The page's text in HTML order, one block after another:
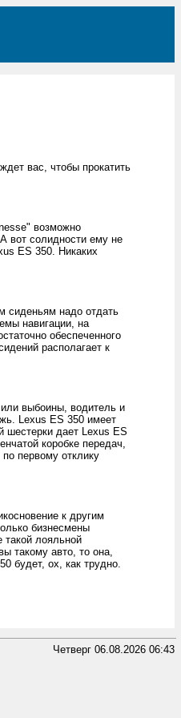
вас, чтобы прокатить
возможно
вот солидности ему не
ES 350. Никаких
сиденьям надо отдать
навигации, на
обеспеченного
располагает к
выбоины, водитель и
Lexus ES 350 имеет
шестерки дает Lexus ES
коробке передач,
первому отклику
к другим
бизнесмены
такой лояльной
такому авто, то она,
будет, ох, как трудно.
Четверг 06.08.2026 06:43